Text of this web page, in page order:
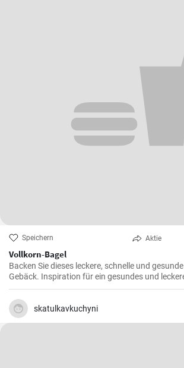
Speichern Aktie
Vollkorn-Bagel
Backen Sie dieses leckere, schnelle und
Gebäck. Inspiration für ein gesundes und
man nie genug haben.
skatulkavkuchyni